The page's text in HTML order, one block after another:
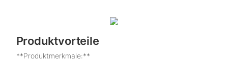
Produktvorteile
**Produktmerkmale:**